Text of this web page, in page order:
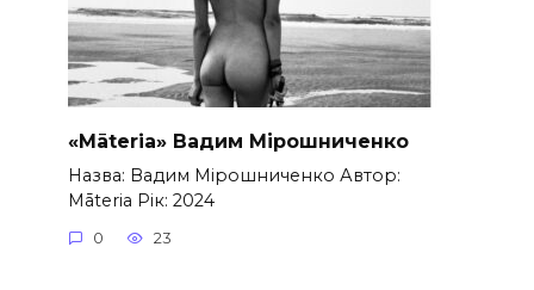
«Māteria» Вадим Мірошниченко
Назва: Вадим Мірошниченко Автор:
Māteria Рік: 2024
0 23